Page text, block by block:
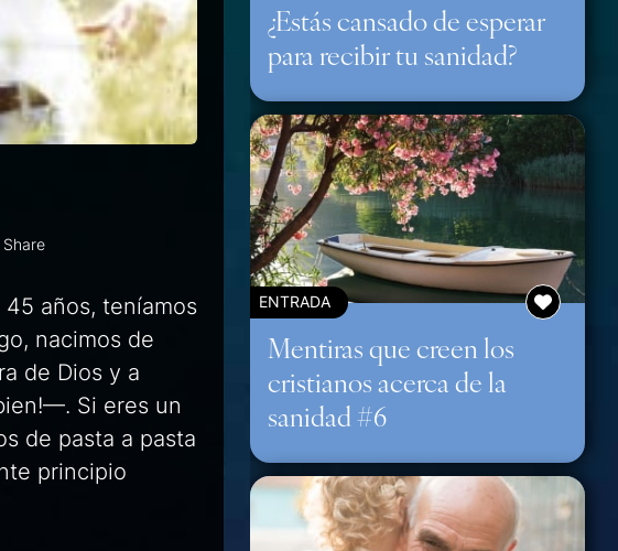
Share
años, teníamos
nacimos de
de Dios y a
Si eres un
de pasta a pasta
principio
¿Estás cansado de esperar
para recibir tu sanidad?
ENTRADA
Mentiras que creen los
cristianos acerca de la
sanidad #6